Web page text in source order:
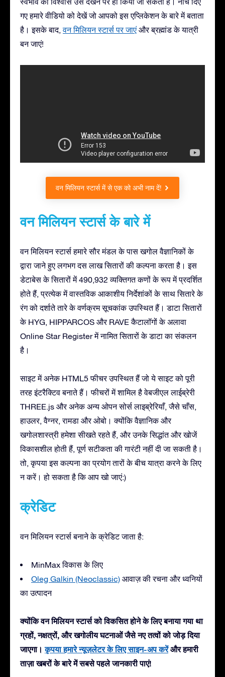
गए हमारे वीडियो को देखें जो आपको इस एप्लिकेशन के बारे में बताता
है। इसके बाद,वन मिलियन स्टार्स पर जाएंऔर ब्रह्मांड के यात्री
बन जाएं!
वन मिलियन स्टार्स में से एक को अभी नाम दें!
वन मिलियन स्टार्स के बारे में
वन मिलियन स्टार्स हमारे सौर मंडल के पास खगोल वैज्ञानिकों के
द्वारा जाने हुए लगभग दस लाख सितारों की कल्पना करता है। इस
डेटाबेस के सितारों में 490,932 व्यक्तिगत कणों के रूप में प्रदर्शित
होते हैं, प्रत्येक में वास्तविक आकाशीय निर्देशांकों के साथ सितारे के
रंग को दर्शाते तारे के वर्णक्रम सूचकांक उपस्थित हैं। डाटा सितारों
के HYG, HIPPARCOS और RAVE कैटालॉगों के अलावा
Online Star Register में नामित सितारों के डाटा का संकलन
है।
साइट में अनेक HTML5 फीचर उपस्थित हैं जो ये साइट को पूरी
तरह इंटरैक्टिव बनाते हैं। फीचरों में शामिल है वेबजीएल लाईब्रेरी
THREE.js और अनेक अन्य ओपन सोर्स लाइब्रेरियाँ, जैसे चाँस,
हाउलर, वैग्नर, रामडा और ओबो। क्योंकि वैज्ञानिक और
खगोलशास्त्री हमेशा सीखते रहते हैं, और उनके सिद्धांत और खोजें
विकासशील होती हैं, पूर्ण सटीकता की गारंटी नहीं दी जा सकती है।
तो, कृपया इस कल्पना का प्रयोग तारों के बीच यात्रा करने के लिए
न करें। हो सकता है कि आप खो जाएं:)
क्रेडिट
वन मिलियन स्टार्स बनाने के क्रेडिट जाता है:
MinMax विकास के लिए
Oleg Galkin (Neoclassic) आवाज़ की रचना और ध्वनियों
का उत्पादन
क्योंकि वन मिलियन स्टार्स को विकसित होने के लिए बनाया गया था
ग्रहों, नक्षत्रों, और खगोलीय घटनाओं जैसे नए तत्वों को जोड़ दिया
जाएगा।कृपया हमारे न्यूज़लेटर के लिए साइन-अप करेंऔर हमारी
ताज़ा खबरों के बारे में सबसे पहले जानकारी पाएं!